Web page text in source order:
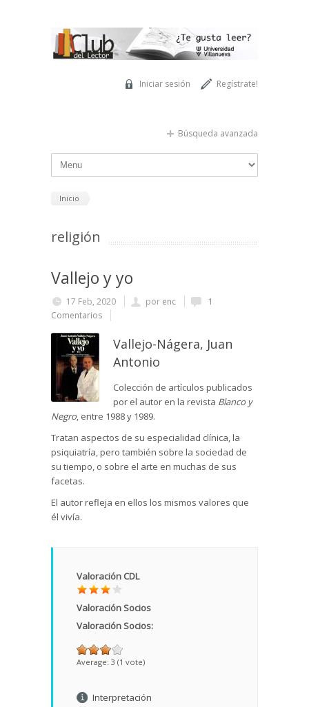
Regístrate!
Iniciar sesión
Búsqueda avanzada
Inicio
religión
Vallejo y yo
17 Feb, 2020 por enc
1
Comentarios
Vallejo-Nágera, Juan
Antonio
Colección de artículos publicados
por el autor en la revista Blanco y
Negro, entre 1988 y 1989.
Tratan aspectos de su especialidad clínica, la
psiquiatría, pero también sobre la sociedad de
su tiempo, o sobre el arte en muchas de sus
facetas.
El autor refleja en ellos los mismos valores que
él vivía.
Valoración CDL
Valoración Socios
Valoración Socios:
Average: 3 (1 vote)
Interpretación